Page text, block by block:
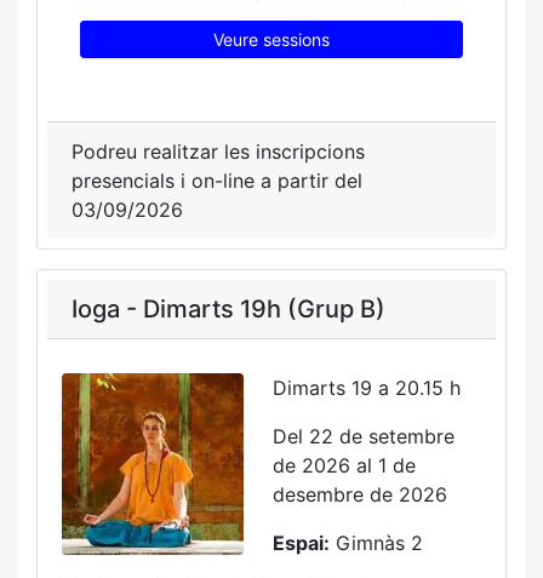
Veure sessions
Podreu realitzar les inscripcions
presencials i on-line a partir del
03/09/2026
Ioga - Dimarts 19h (Grup B)
Dimarts 19 a 20.15 h
Del 22 de setembre
de 2026 al 1 de
desembre de 2026
Espai: Gimnàs 2